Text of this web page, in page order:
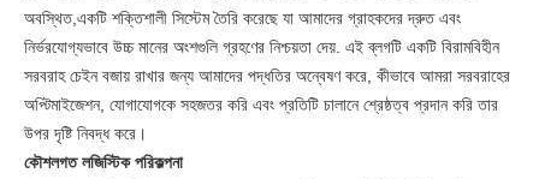
অবস্থিত,একটি শক্তিশালী সিস্টেম তৈরি করেছে যা আমাদের গ্রাহকদের দ্রুত এবং
নির্ভরযোগ্যভাবে উচ্চ মানের অংশগুলি গ্রহণের নিশ্চয়তা দেয়. এই ব্লগটি একটি বিরামবিহীন
সরবরাহ চেইন বজায় রাখার জন্য আমাদের পদ্ধতির অন্বেষণ করে, কীভাবে আমরা সরবরাহের
অপ্টিমাইজেশন, যোগাযোগকে সহজতর করি এবং প্রতিটি চালানে শ্রেষ্ঠত্ব প্রদান করি তার
উপর দৃষ্টি নিবদ্ধ করে।
কৌশলগত লজিস্টিক পরিকল্পনা